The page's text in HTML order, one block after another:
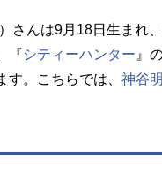
さんは9月18日生まれ
『シティーハンター 』
。こちらでは、 神谷明